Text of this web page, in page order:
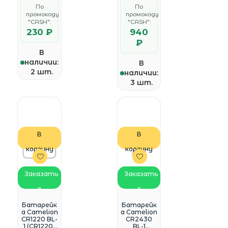
блистере)
По
промокоду
"CASH":
230 ₽
В
наличии:
2 шт.
<04106229
234>
По
промокоду
"CASH":
940
₽
В
наличии:
3 шт.
В
корзину
Заказать
в
WhatsApp
Батарейк
а Camelion
CR1220 BL-
1 (CR1220-
В
корзину
Заказать
в
WhatsApp
Батарейк
а Camelion
CR2430
BL-1